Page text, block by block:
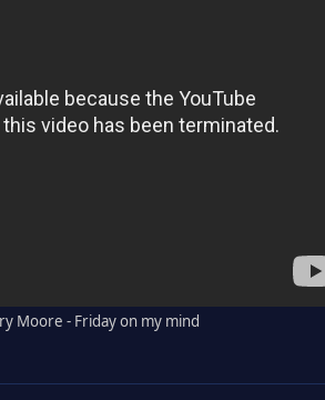
Moore - Friday on my mind